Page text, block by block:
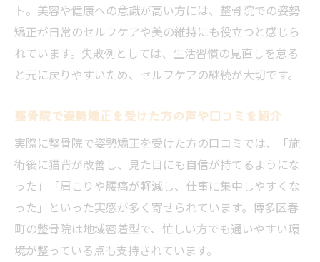
ト。美容や健康への意識が高い方には、整骨院での姿勢
矯正が日常のセルフケアや美の維持にも役立つと感じら
れています。失敗例としては、生活習慣の見直しを怠る
と元に戻りやすいため、セルフケアの継続が大切です。
整骨院で姿勢矯正を受けた方の声や口コミを紹介
実際に整骨院で姿勢矯正を受けた方の口コミでは、「施
術後に猫背が改善し、見た目にも自信が持てるようにな
った」「肩こりや腰痛が軽減し、仕事に集中しやすくな
った」といった実感が多く寄せられています。博多区春
町の整骨院は地域密着型で、忙しい方でも通いやすい環
境が整っている点も支持されています。